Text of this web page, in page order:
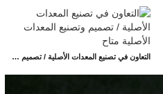
التعاون في تصنيع المعدات الأصلية / تصميم وتصنيع المعدات الأصلية متاح